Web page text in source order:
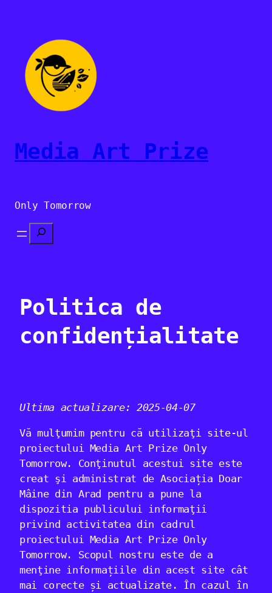
conținut
Media Art Prize
Only Tomorrow
Search
Politica de
confidențialitate
Ultima actualizare: 2025-04-07
Vă mulţumim pentru că utilizaţi site-ul
proiectului Media Art Prize Only
Tomorrow. Conţinutul acestui site este
creat şi administrat de Asociația Doar
Mâine din Arad pentru a pune la
dispozitia publicului informaţii
privind activitatea din cadrul
proiectului Media Art Prize Only
Tomorrow. Scopul nostru este de a
menţine informațiile din acest site cât
mai corecte și actualizate. În cazul în